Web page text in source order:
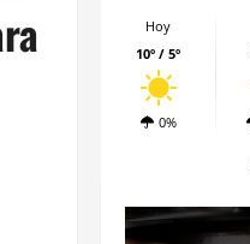
Hoy
10º / 5º
0%